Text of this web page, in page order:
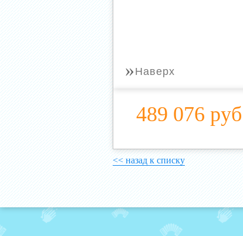
» Наверх
489 076
<< назад к списку